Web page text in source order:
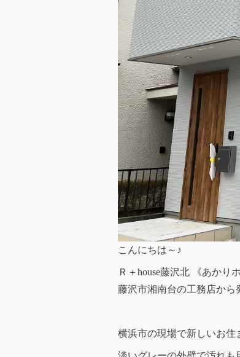
こんにちは～♪
Ｒ＋house藤沢北 《あかり
藤沢市湘南台の工務店から
横浜市の現場で新しいお住